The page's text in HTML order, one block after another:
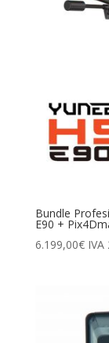
Bundle
E90 +
6.199,00€ IVA